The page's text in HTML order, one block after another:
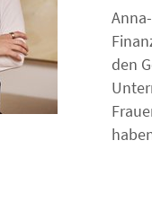
den